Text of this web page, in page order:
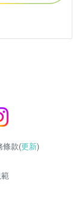
條款(更新)